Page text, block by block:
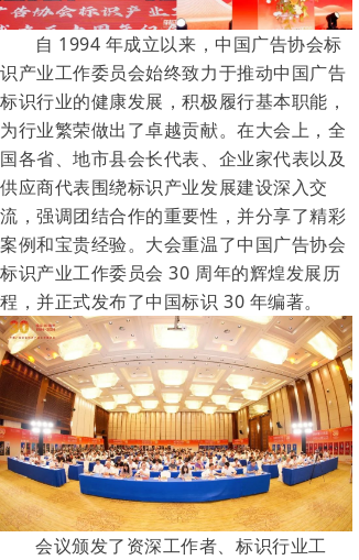
自 1994 年成立以来，中国广告协会标
识产业工作委员会始终致力于推动中国广告
标识行业的健康发展，积极履行基本职能，
为行业繁荣做出了卓越贡献。在大会上，全
国各省、地市县会长代表、企业家代表以及
供应商代表围绕标识产业发展建设深入交
流，强调团结合作的重要性，并分享了精彩
案例和宝贵经验。大会重温了中国广告协会
标识产业工作委员会 30 周年的辉煌发展历
程，并正式发布了中国标识 30 年编著。
会议颁发了资深工作者、标识行业工